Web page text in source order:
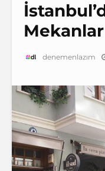
Mekanlar
denemenlazım